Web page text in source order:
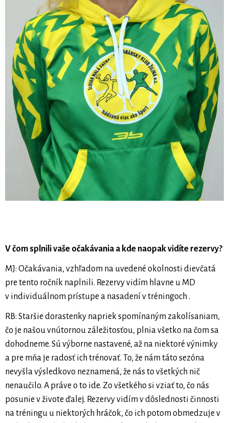
V čom splnili vaše očakávania a kde naopak vidíte rezervy?
MJ: Očakávania, vzhľadom na uvedené okolnosti dievčatá
pre tento ročník naplnili. Rezervy vidím hlavne u MD
v individuálnom prístupe a nasadení v tréningoch .
RB: Staršie dorastenky napriek spomínaným zakolísaniam,
čo je našou vnútornou záležitosťou, plnia všetko na čom sa
dohodneme. Sú výborne nastavené, až na niektoré výnimky
a pre mňa je radosť ich trénovať. To, že nám táto sezóna
nevyšla výsledkovo neznamená, že nás to všetkých nič
nenaučilo. A práve o to ide. Zo všetkého si vziať to, čo nás
posunie v živote ďalej. Rezervy vidím v dôslednosti činnosti
na tréningu u niektorých hráčok, čo ich potom obmedzuje v